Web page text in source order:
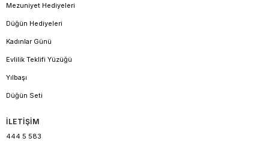
Mezuniyet Hediyeleri
Düğün Hediyeleri
Kadınlar Günü
Evlilik Teklifi Yüzüğü
Yılbaşı
Düğün Seti
İLETİŞİM
444 5 583